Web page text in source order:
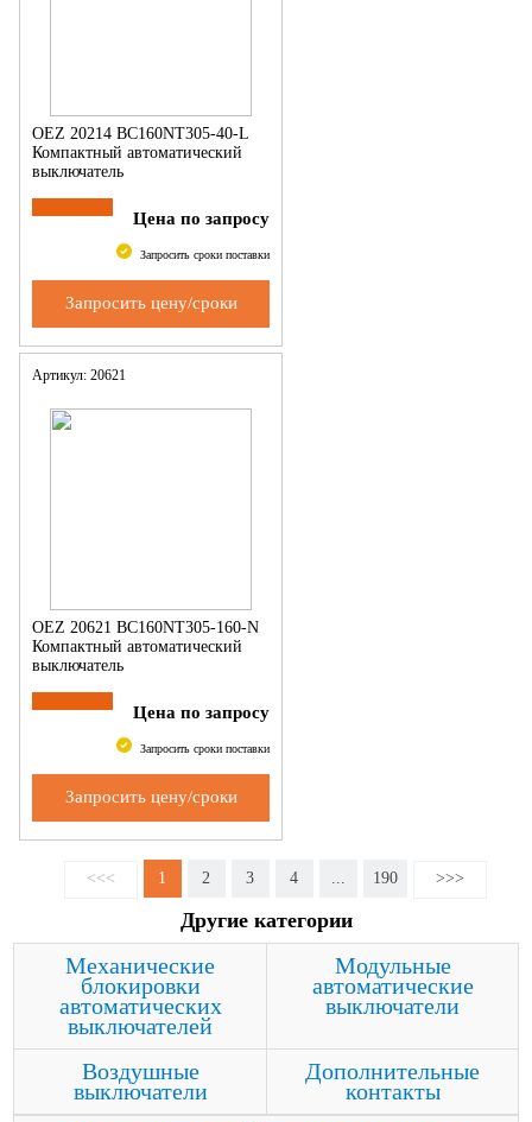
OEZ 20214 BC160NT305-40-L
Компактный автоматический
выключатель
Цена по запросу
Запросить сроки поставки
Запросить цену/сроки
Артикул: 20621
OEZ 20621 BC160NT305-160-N
Компактный автоматический
выключатель
Цена по запросу
Запросить сроки поставки
Запросить цену/сроки
<<< 1 2 3 4 190 >>>
Другие категории
Механические
блокировки
автоматических
выключателей
Модульные
автоматические
выключатели
Воздушные
выключатели
Дополнительные
контакты